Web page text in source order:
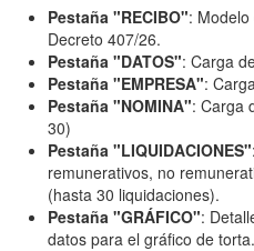
Pestaña "RECIBO":
Decreto 407/26.
Pestaña "DATOS": Carga
Pestaña "EMPRESA":
Pestaña "NOMINA": Carga
30)
Pestaña "LIQUIDACIONES"
remunerativos, no
(hasta 30 liquidaciones).
Pestaña "GRÁFICO":
datos para el gráfico de torta.